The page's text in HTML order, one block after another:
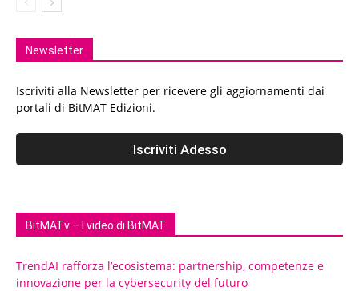
Newsletter
Iscriviti alla Newsletter per ricevere gli aggiornamenti dai
portali di BitMAT Edizioni.
BitMATv – I video di BitMAT
TrendAI rafforza l’ecosistema: partnership, competenze e
innovazione per la cybersecurity del futuro